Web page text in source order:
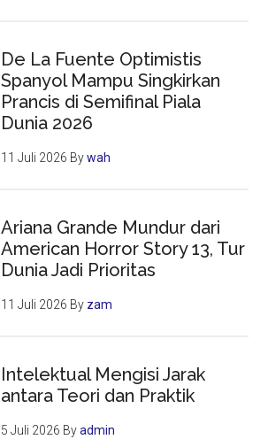
De La Fuente Optimistis
Spanyol Mampu Singkirkan
Prancis di Semifinal Piala
Dunia 2026
11 Juli 2026 Bywah
Ariana Grande Mundur dari
American Horror Story 13, Tur
Dunia Jadi Prioritas
11 Juli 2026 By zam
Intelektual Mengisi Jarak
antara Teori dan Praktik
5 Juli 2026 Byadmin